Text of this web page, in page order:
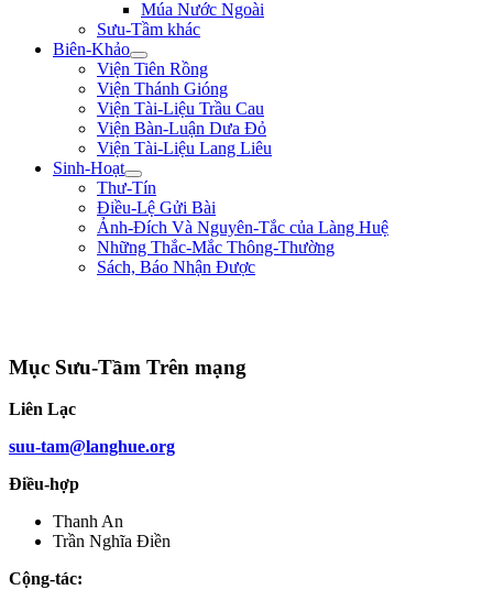
Múa Nước Ngoài
Sưu-Tầm khác
Biên-Khảo
Viện Tiên Rồng
Viện Thánh Gióng
Viện Tài-Liệu Trầu Cau
Viện Bàn-Luận Dưa Đỏ
Viện Tài-Liệu Lang Liêu
Sinh-Hoạt
Thư-Tín
Điều-Lệ Gửi Bài
Ảnh-Đích Và Nguyên-Tắc của Làng Huệ
Những Thắc-Mắc Thông-Thường
Sách, Báo Nhận Được
Mục Sưu-Tầm Trên mạng
Liên Lạc
suu-tam@langhue.org
Điều-hợp
Thanh An
Trần Nghĩa Điền
Cộng-tác: